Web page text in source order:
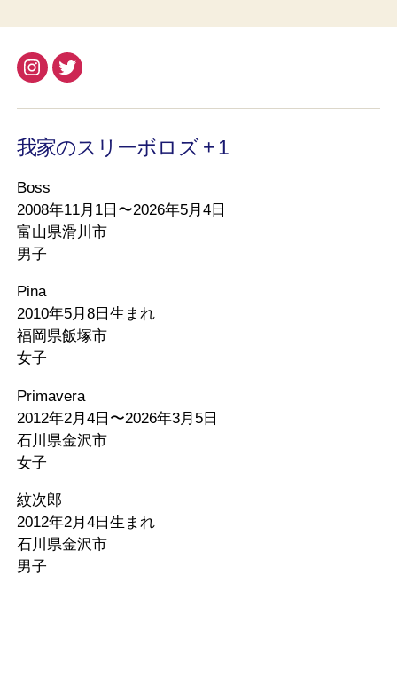
Instagram
Twitter
我家のスリーボロズ + 1
Boss
2008年11月1日〜2026年5月4日
富山県滑川市
男子
Pina
2010年5月8日生まれ
福岡県飯塚市
女子
Primavera
2012年2月4日〜2026年3月5日
石川県金沢市
女子
紋次郎
2012年2月4日生まれ
石川県金沢市
男子